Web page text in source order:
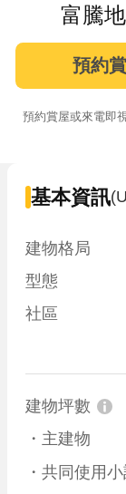
富騰
預約
預約賞屋或來電即
基本資訊
建物格局
型態
社區
建物坪數
・主建物
・共同使用